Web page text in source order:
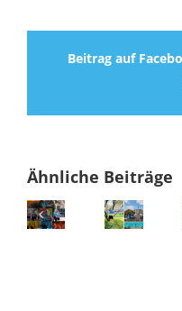
Beitrag auf
Ähnliche Beiträge